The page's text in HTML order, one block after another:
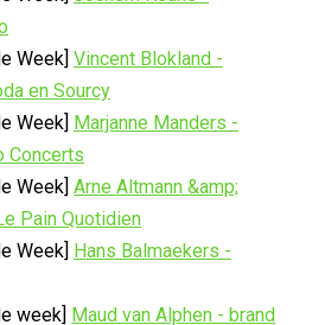
Week] Vincent Blokland -
en Sourcy
Week] Marjanne Manders -
Concerts
Week] Arne Altmann &amp;
Pain Quotidien
Week] Hans Balmaekers -
week] Maud van Alphen - brand